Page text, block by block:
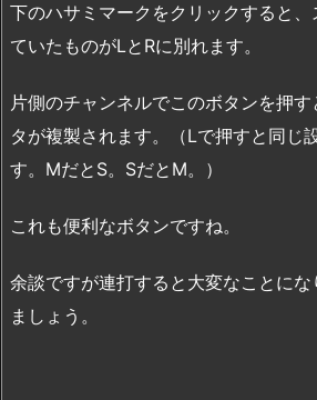
下のハサミマークをクリックすると
ていたものがLとRに別れます。
片側のチャンネルでこのボタンを押
タが複製されます。（Lで押すと同じ
す。MだとS。SだとM。）
これも便利なボタンですね。
余談ですが連打すると大変なことに
ましょう。